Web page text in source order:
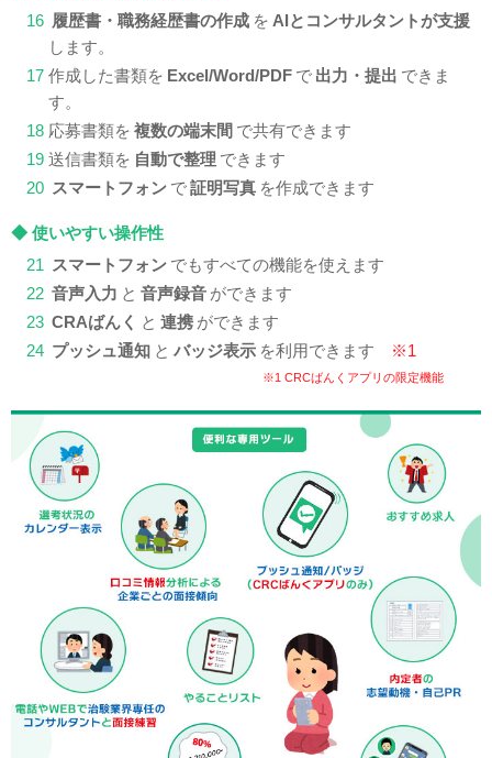
16 履歴書・職務経歴書の作成 を AIとコンサルタントが支援
します。
17 作成した書類を Excel/Word/PDF で 出力・提出 できま
す。
18 応募書類を 複数の端末間 で共有できます
19 送信書類を 自動で整理 できます
20 スマートフォン で証明写真 を作成できます
◆ 使いやすい操作性
21 スマートフォン でもすべての機能を使えます
22 音声入力 と 音声録音 ができます
23 CRAばんく と 連携 ができます
24 プッシュ通知 と バッジ表示 を利用できます ※1
※1 CRCばんくアプリの限定機能